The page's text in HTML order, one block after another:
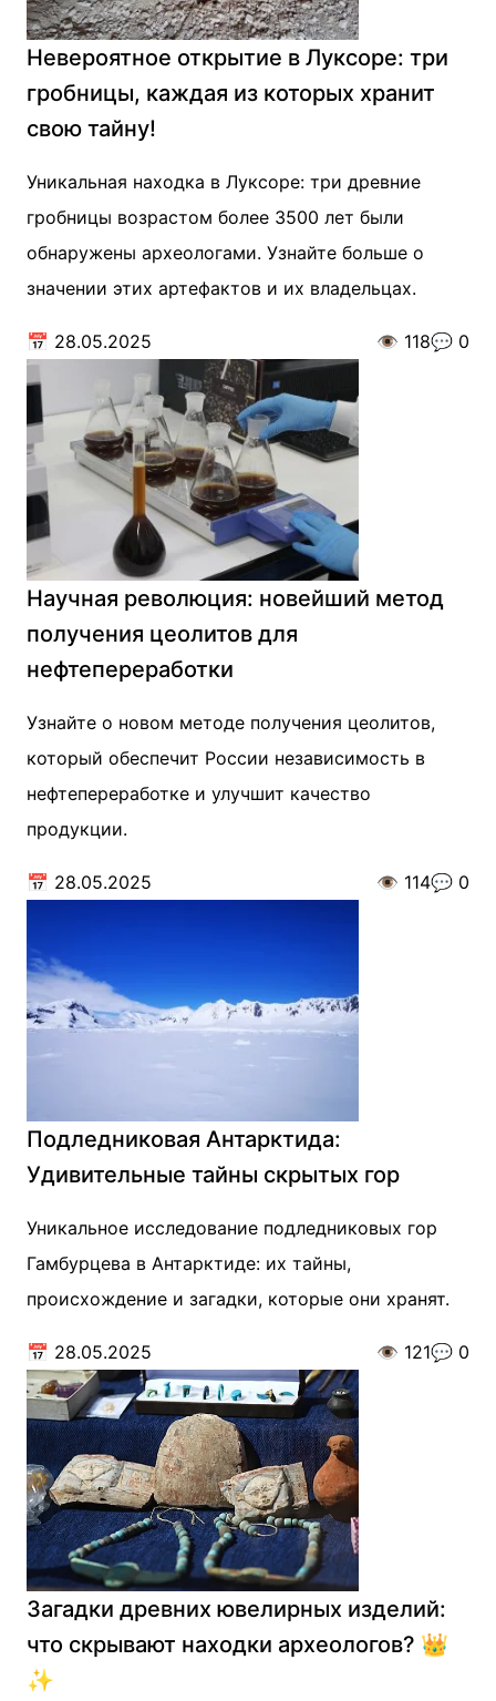
Невероятное открытие в Луксоре: три
гробницы, каждая из которых хранит
свою тайну!
Уникальная находка в Луксоре: три древние
гробницы возрастом более 3500 лет были
обнаружены археологами. Узнайте больше о
значении этих артефактов и их владельцах.
📅 28.05.2025 👁️ 118💬 0
Научная революция: новейший метод
получения цеолитов для
нефтепереработки
Узнайте о новом методе получения цеолитов,
который обеспечит России независимость в
нефтепереработке и улучшит качество
продукции.
📅 28.05.2025 👁️ 114💬 0
Подледниковая Антарктида:
Удивительные тайны скрытых гор
Уникальное исследование подледниковых гор
Гамбурцева в Антарктиде: их тайны,
происхождение и загадки, которые они хранят.
📅 28.05.2025 👁️ 121💬 0
Загадки древних ювелирных изделий:
что скрывают находки археологов? 👑
✨